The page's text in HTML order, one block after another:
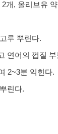
개, 올리브유
루 뿌린다.
연어의 껍질 부
2~3분 익힌다.
린다.